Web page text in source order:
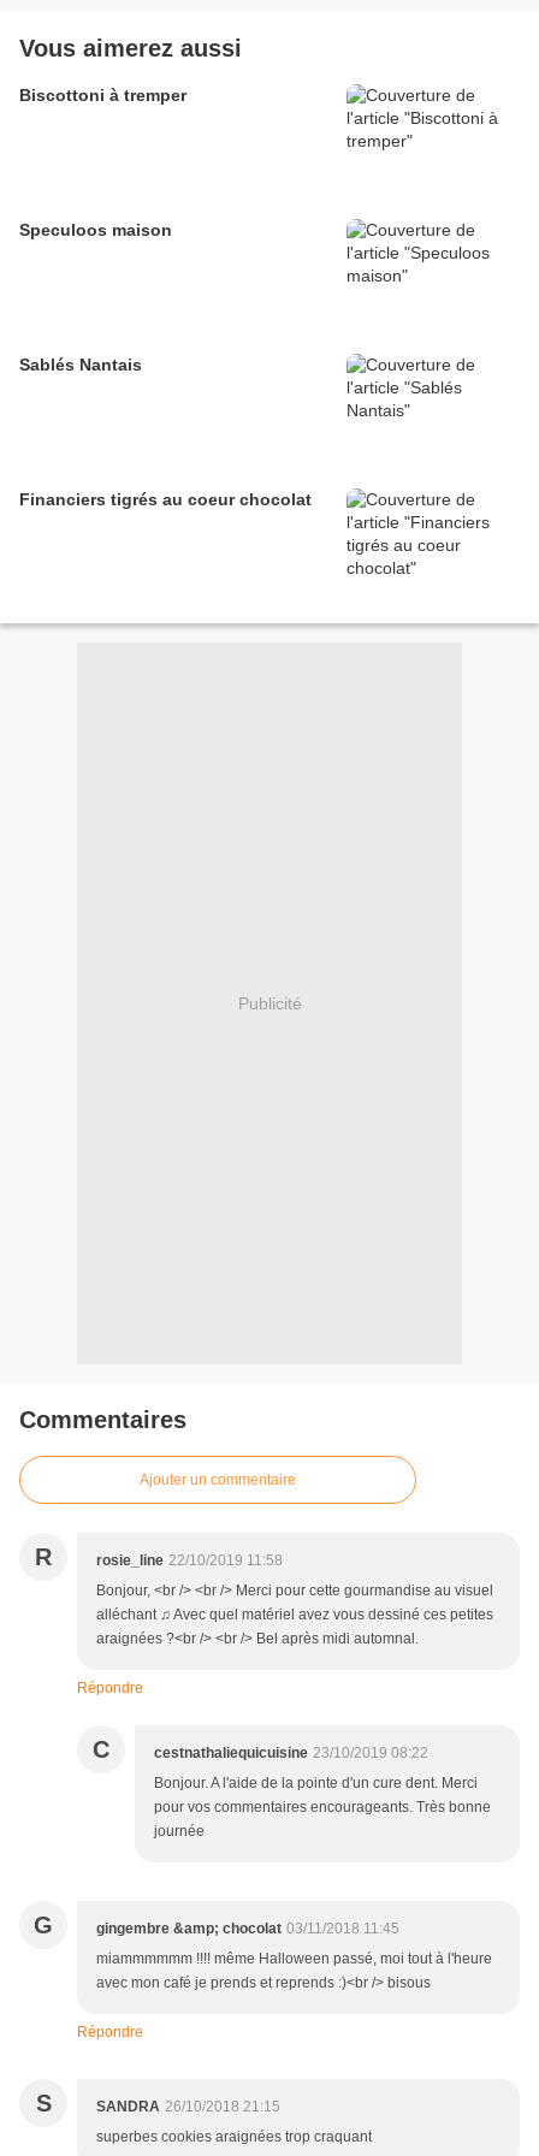
Vous aimerez aussi
Biscottoni à tremper
Speculoos maison
Sablés Nantais
Financiers tigrés au coeur chocolat
Publicité
Commentaires
Ajouter un commentaire
R rosie_line 22/10/2019 11:58
Bonjour, <br /> <br /> Merci pour cette gourmandise au visuel
alléchant ♫ Avec quel matériel avez vous dessiné ces petites
araignées ?<br /> <br /> Bel après midi automnal.
Répondre
C cestnathaliequicuisine 23/10/2019 08:22
Bonjour. A l'aide de la pointe d'un cure dent. Merci
pour vos commentaires encourageants. Très bonne
journée
G gingembre &amp; chocolat 03/11/2018 11:45
miammmmmm !!!! même Halloween passé, moi tout à l'heure
avec mon café je prends et reprends :)<br /> bisous
Répondre
S SANDRA 26/10/2018 21:15
superbes cookies araignées trop craquant